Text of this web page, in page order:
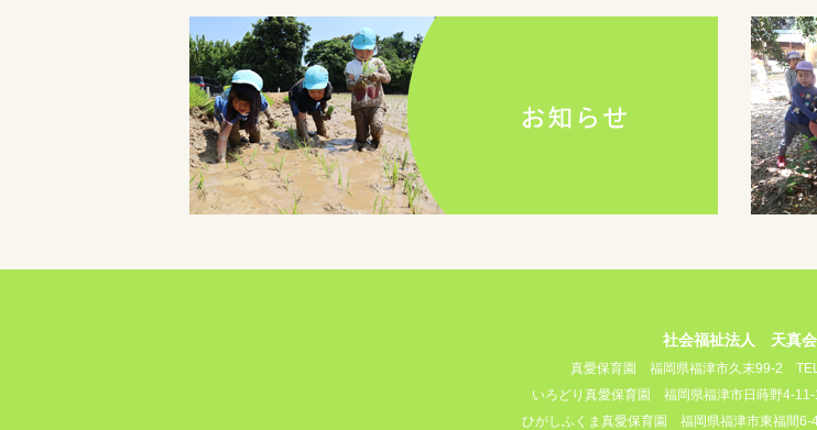
社会福祉法人 天真会
真愛保育園 福岡県福津市久末99-2
いろどり真愛保育園 福岡県福津市日蒔野4-11-
ひがしふくま真愛保育園 福岡県福津市東福間6-